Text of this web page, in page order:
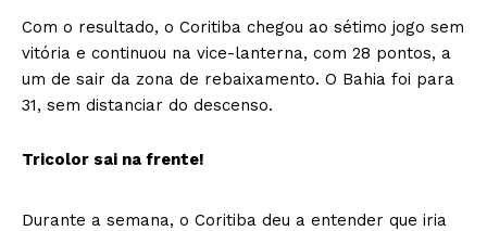
Com o resultado, o Coritiba chegou ao sétimo jogo sem
vitória e continuou na vice-lanterna, com 28 pontos, a
um de sair da zona de rebaixamento. O Bahia foi para
31, sem distanciar do descenso.
Tricolor sai na frente!
Durante a semana, o Coritiba deu a entender que iria